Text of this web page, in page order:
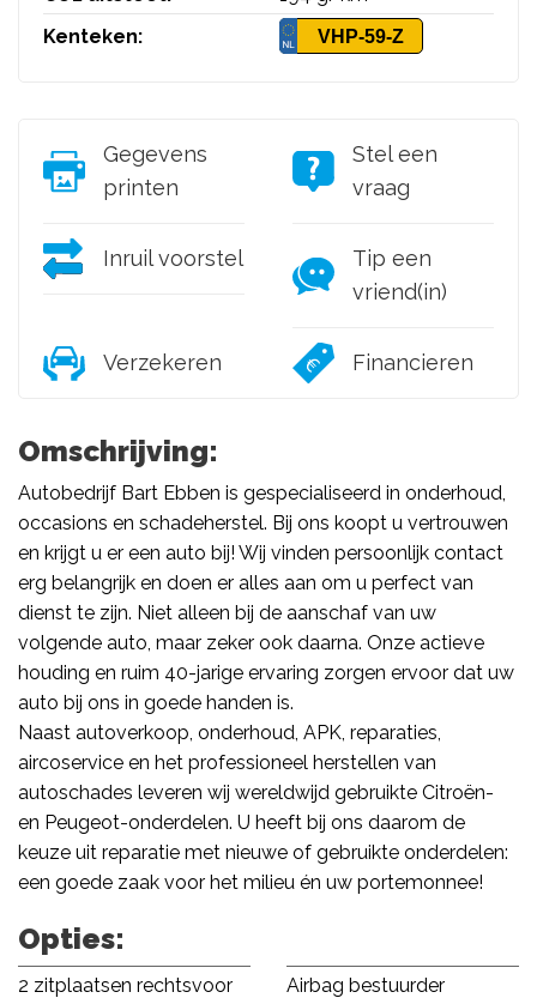
Kenteken:
VHP-59-Z
Gegevens
printen
Stel een
vraag
Inruil voorstel
Tip een
vriend(in)
Verzekeren Financieren
Omschrijving:
Autobedrijf Bart Ebben is gespecialiseerd in onderhoud,
occasions en schadeherstel. Bij ons koopt u vertrouwen
en krijgt u er een auto bij! Wij vinden persoonlijk contact
erg belangrijk en doen er alles aan om u perfect van
dienst te zijn. Niet alleen bij de aanschaf van uw
volgende auto, maar zeker ook daarna. Onze actieve
houding en ruim 40-jarige ervaring zorgen ervoor dat uw
auto bij ons in goede handen is.
Naast autoverkoop, onderhoud, APK, reparaties,
aircoservice en het professioneel herstellen van
autoschades leveren wij wereldwijd gebruikte Citroën-
en Peugeot-onderdelen. U heeft bij ons daarom de
keuze uit reparatie met nieuwe of gebruikte onderdelen:
een goede zaak voor het milieu én uw portemonnee!
Opties:
2 zitplaatsen rechtsvoor
Airbag bestuurder